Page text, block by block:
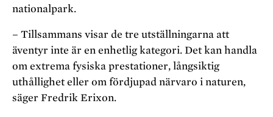
nationalpark.
– Tillsammans visar de tre utställningarna att
äventyr inte är en enhetlig kategori. Det kan handla
om extrema fysiska prestationer, långsiktig
uthållighet eller om fördjupad närvaro i naturen,
säger Fredrik Erixon.